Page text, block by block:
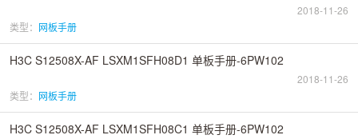
2018-11-26
类型： 网板手册
H3C S12508X-AF LSXM1SFH08D1 单板手册-6PW102
2018-11-26
类型： 网板手册
H3C S12508X-AF LSXM1SFH08C1 单板手册-6PW102